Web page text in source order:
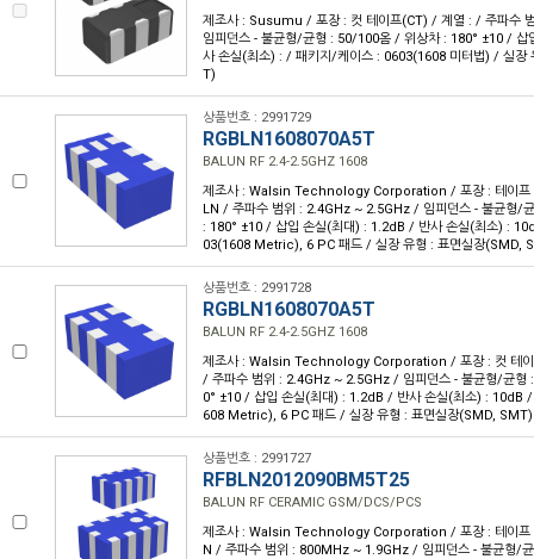
제조사 : Susumu / 포장 : 컷 테이프(CT) / 계열 : / 주파수
임피던스 - 불균형/균형 : 50/100옴 / 위상차 : 180° ±10 /
사 손실(최소) : / 패키지/케이스 : 0603(1608 미터법) / 실장
T)
상품번호 : 2991729
RGBLN1608070A5T
BALUN RF 2.4-2.5GHZ 1608
제조사 : Walsin Technology Corporation / 포장 : 테이프
LN / 주파수 범위 : 2.4GHz ~ 2.5GHz / 임피던스 - 불균형/
: 180° ±10 / 삽입 손실(최대) : 1.2dB / 반사 손실(최소) :
03(1608 Metric), 6 PC 패드 / 실장 유형 : 표면실장(SMD,
상품번호 : 2991728
RGBLN1608070A5T
BALUN RF 2.4-2.5GHZ 1608
제조사 : Walsin Technology Corporation / 포장 : 컷 테
/ 주파수 범위 : 2.4GHz ~ 2.5GHz / 임피던스 - 불균형/균
0° ±10 / 삽입 손실(최대) : 1.2dB / 반사 손실(최소) : 10dB
608 Metric), 6 PC 패드 / 실장 유형 : 표면실장(SMD, SMT)
상품번호 : 2991727
RFBLN2012090BM5T25
BALUN RF CERAMIC GSM/DCS/PCS
제조사 : Walsin Technology Corporation / 포장 : 테이프
N / 주파수 범위 : 800MHz ~ 1.9GHz / 임피던스 - 불균형/